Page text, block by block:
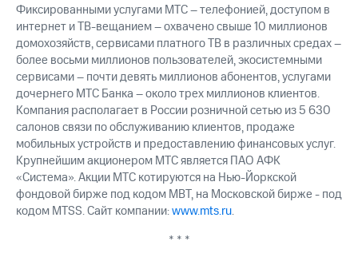
Фиксированными услугами МТС – телефонией, доступом в
интернет и ТВ-вещанием – охвачено свыше 10 миллионов
домохозяйств, сервисами платного ТВ в различных средах –
более восьми миллионов пользователей, экосистемными
сервисами – почти девять миллионов абонентов, услугами
дочернего МТС Банка – около трех миллионов клиентов.
Компания располагает в России розничной сетью из 5 630
салонов связи по обслуживанию клиентов, продаже
мобильных устройств и предоставлению финансовых услуг.
Крупнейшим акционером МТС является ПАО АФК
«Система». Акции МТС котируются на Нью-Йоркской
фондовой бирже под кодом MBT, на Московской бирже - под
кодом MTSS. Сайт компании:www.mts.ru.
* * *